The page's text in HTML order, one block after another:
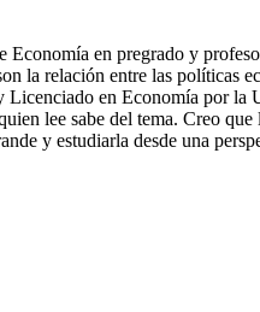
en pregrado y
la relación entre las políticas
en Economía por la
lee sabe del tema. Creo
y estudiarla desde una